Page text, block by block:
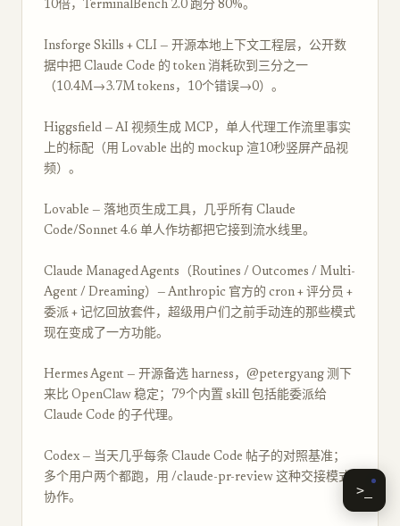
10倍，TerminalBench 2.0 跑分 80%。
Insforge Skills + CLI — 开源本地上下文工程层，公开数
据中把 Claude Code 的 token 消耗砍到三分之一
（10.4M→3.7M tokens，10个错误→0）。
Higgsfield — AI 视频生成 MCP，单人代理工作流里事实
上的标配（用 Lovable 出的 mockup 渲10秒竖屏产品视
频）。
Lovable — 落地页生成工具，几乎所有 Claude
Code/Sonnet 4.6 单人作坊都把它接到流水线里。
Claude Managed Agents（Routines / Outcomes / Multi-
Agent / Dreaming）— Anthropic 官方的 cron + 评分员 +
委派 + 记忆回放套件，超级用户们之前手动连的那些模式
现在变成了一方功能。
Hermes Agent — 开源备选 harness，@petergyang 测下
来比 OpenClaw 稳定；79个内置 skill 包括能委派给
Claude Code 的子代理。
Codex — 当天几乎每条 Claude Code 帖子的对照基准；
多个用户两个都跑，用 /claude-pr-review 这种交接模式
协作。
>_